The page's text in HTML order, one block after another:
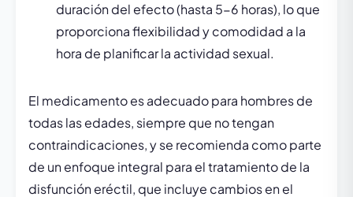
duración del efecto (hasta 5-6 horas), lo que
proporciona flexibilidad y comodidad a la
hora de planificar la actividad sexual.
El medicamento es adecuado para hombres de
todas las edades, siempre que no tengan
contraindicaciones, y se recomienda como parte
de un enfoque integral para el tratamiento de la
disfunción eréctil, que incluye cambios en el